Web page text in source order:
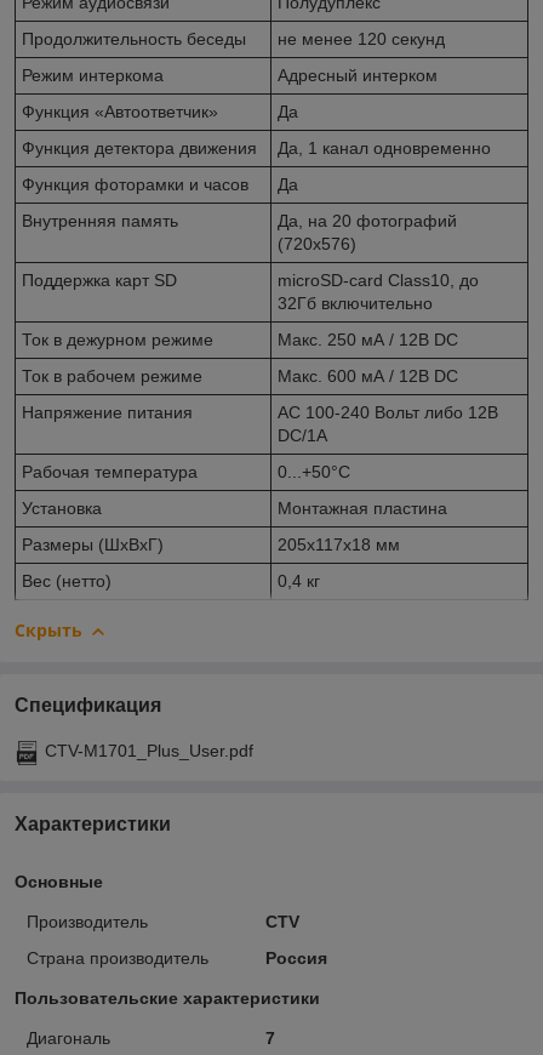
Продолжительность беседы
не менее 120 секунд
Режим интеркома
Адресный интерком
Функция «Автоответчик»
Да
Функция детектора движения
Да, 1 канал одновременно
Функция фоторамки и часов
Да
Внутренняя память
Да, на 20 фотографий
(720x576)
Поддержка карт SD
microSD-card Class10, до
32Гб включительно
Ток в дежурном режиме
Макс. 250 мА / 12В DC
Ток в рабочем режиме
Макс. 600 мА / 12В DC
Напряжение питания
АС 100-240 Вольт либо 12В
DC/1A
Рабочая температура
0...+50°С
Установка
Монтажная пластина
Размеры (ШхВхГ)
205x117x18 мм
Вес (нетто)
0,4 кг
Скрыть
Спецификация
CTV-M1701_Plus_User.pdf
Характеристики
Основные
Производитель
CTV
Страна производитель
Россия
Пользовательские характеристики
Диагональ 7